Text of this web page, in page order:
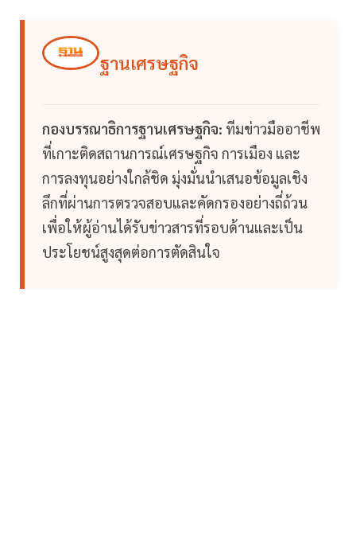
ฐานเศรษฐกิจ
กองบรรณาธิการฐานเศรษฐกิจ: ทีมข่าวมืออาชีพ
ที่เกาะติดสถานการณ์เศรษฐกิจ การเมือง และ
การลงทุนอย่างใกล้ชิด มุ่งมั่นนำเสนอข้อมูลเชิง
ลึกที่ผ่านการตรวจสอบและคัดกรองอย่างถี่ถ้วน
เพื่อให้ผู้อ่านได้รับข่าวสารที่รอบด้านและเป็น
ประโยชน์สูงสุดต่อการตัดสินใจ